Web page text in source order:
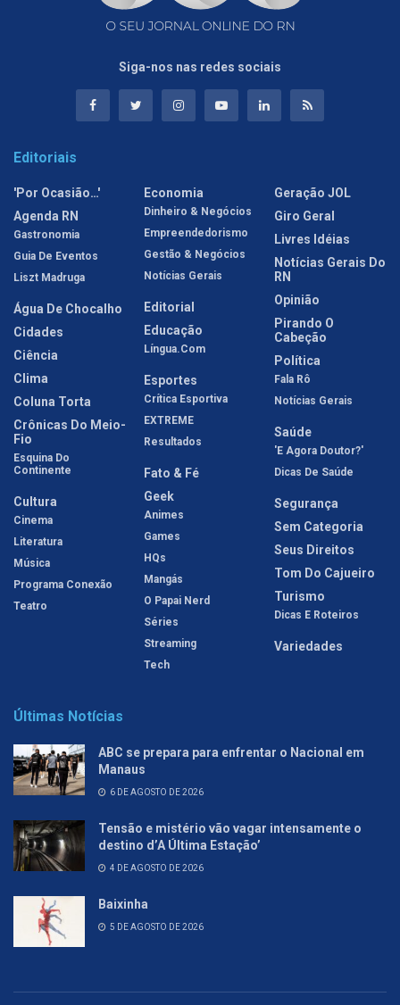
Siga-nos nas redes sociais
Editoriais
'Por Ocasião…'
Agenda RN
Gastronomia
Guia De Eventos
Liszt Madruga
Água De Chocalho
Cidades
Ciência
Clima
Coluna Torta
Crônicas Do Meio-
Fio
Esquina Do
Continente
Cultura
Cinema
Literatura
Música
Programa Conexão
Teatro
Economia
Dinheiro & Negócios
Empreendedorismo
Gestão & Negócios
Notícias Gerais
Editorial
Educação
Língua.com
Esportes
Crítica Esportiva
EXTREME
Resultados
Fato & Fé
Geek
Animes
Games
HQs
Mangás
O Papai Nerd
Séries
Streaming
Tech
Geração JOL
Giro Geral
Livres Idéias
Notícias Gerais Do
RN
Opinião
Pirando O
Cabeção
Política
Fala Rô
Notícias Gerais
Saúde
'E Agora Doutor?'
Dicas De Saúde
Segurança
Sem Categoria
Seus Direitos
Tom Do Cajueiro
Turismo
Dicas E Roteiros
Variedades
Últimas Notícias
ABC se prepara para enfrentar o Nacional em
Manaus
6 DE AGOSTO DE 2026
Tensão e mistério vão vagar intensamente o
destino d’A Última Estação’
4 DE AGOSTO DE 2026
Baixinha
5 DE AGOSTO DE 2026